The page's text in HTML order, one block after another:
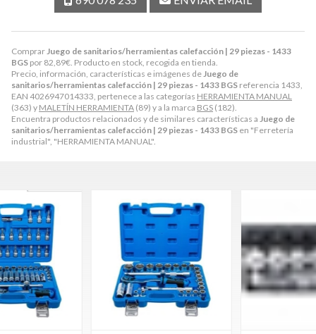
ComprarJuego de sanitarios/herramientas calefacción | 29 piezas - 1433
BGS por 82,89€. Producto en stock, recogida en tienda.
Precio, información, características e imágenes deJuego de
sanitarios/herramientas calefacción | 29 piezas - 1433 BGS referencia 1433,
EAN 4026947014333, pertenece a las categorías HERRAMIENTA MANUAL
(363) y MALETÍN HERRAMIENTA (89) y a la marca BGS (182).
Encuentra productos relacionados y de similares características a Juego de
sanitarios/herramientas calefacción | 29 piezas - 1433 BGS en "Ferretería
industrial", "HERRAMIENTA MANUAL".